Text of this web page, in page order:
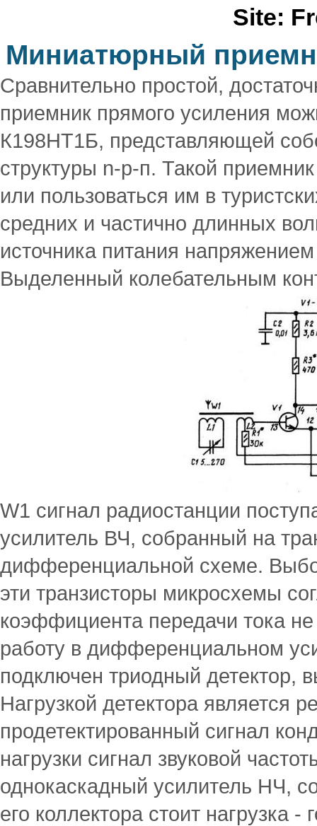
Site:
Миниатюрный
Сравнительно простой,
приемник прямого усиления
К198НТ1Б, представляющей
структуры n-p-п. Такой
или пользоваться им в
средних и частично длинных
источника питания
Выделенный колебательным
W1 сигнал радиостанции
усилитель ВЧ, собранный на
дифференциальной схеме.
эти транзисторы микросхемы
коэффициента передачи тока
работу в дифференциальном
подключен триодный детектор,
Нагрузкой детектора является
продетектированный сигнал
нагрузки сигнал звуковой
однокаскадный усилитель НЧ,
его коллектора стоит нагрузка